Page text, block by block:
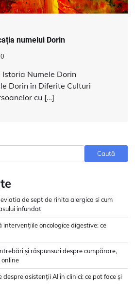
numelui Dorin
0
Numele Dorin
Dorin în Diferite Culturi
cu […]
Caută
de sept de rinita alergica si cum
infundat
intervențiile oncologice digestive: ce
și răspunsuri despre cumpărare,
online
asistenții AI în clinici: ce pot face și